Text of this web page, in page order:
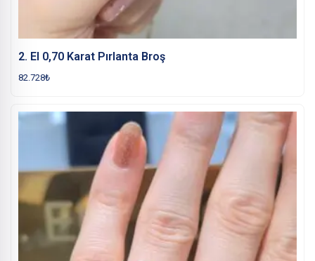
2. El 0,70 Karat Pırlanta Broş
82.728₺